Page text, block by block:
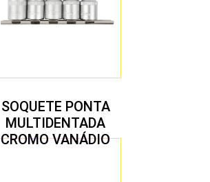
SOQUETE PONTA
MULTIDENTADA
CROMO VANÁDIO